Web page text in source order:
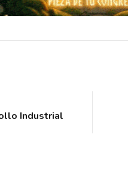
Industrial